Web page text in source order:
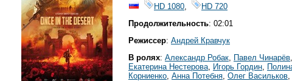
HD 1080
HD 720
Продолжительность: 02:01
Режиссер: Андрей Кравчук
В ролях: Александр Робак Павел Чинарёв
Екатерина Нестерова
Игорь Гордин
Корниенко Анна Потебня Олег Васильков